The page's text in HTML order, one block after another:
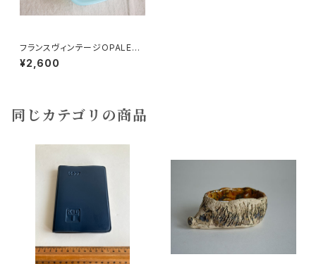
フランスヴィンテージOPALEXト
レイ紋章
¥2,600
同じカテゴリの商品